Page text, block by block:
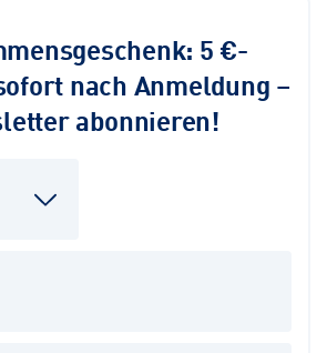
5 €-
nach Anmeldung –
abonnieren!